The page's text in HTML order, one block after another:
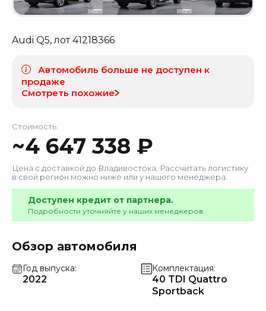
Audi Q5, лот41218366
Автомобиль больше не доступен к
продаже
Смотреть похожие
Стоимость:
~4 647 338 ₽
Цена с доставкой до Владивостока. Рассчитать логистику
в свой регион можно ниже или у нашего менеджера.
Доступен кредит от партнера.
Подробности уточняйте у наших менеджеров.
Обзор автомобиля
Год выпуска
2022
Комплектация
40 TDI Quattro
Sportback